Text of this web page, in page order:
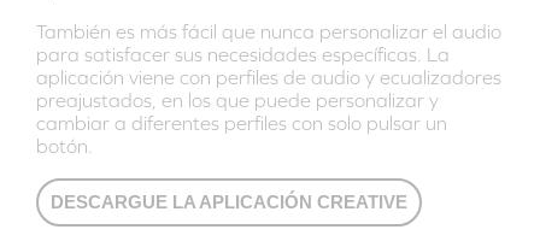
También es más fácil que nunca personalizar el audio
para satisfacer sus necesidades específicas. La
aplicación viene con perfiles de audio y ecualizadores
preajustados, en los que puede personalizar y
cambiar a diferentes perfiles con solo pulsar un
botón.
DESCARGUE LA APLICACIÓN CREATIVE